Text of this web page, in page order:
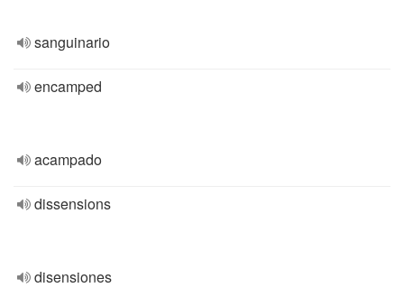
sanguinario
encamped
acampado
dissensions
disensiones